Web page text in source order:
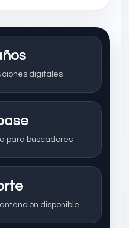
digitales
para buscadores
disponible